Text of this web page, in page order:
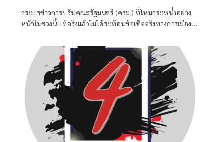
กระแสข่าวการปรับคณะรัฐมนตรี (ครม.) ที่โหมกระหน่ำอย่าง
หนักในช่วงนี้ แท้จริงแล้วไม่ได้สะท้อนข้อเท็จจริงทางการเมือง
จากสองทางหลัก คือกลุ่มคนนอกที่ไม่ชอบรัฐบาล พยายามดิส
เครดิตเพื่อสร้างความสั่นคลอน และ สส.บางกลุ่มในพรรค
สีน้ำเงินที่กระหายเก้าอี้กระทรวง